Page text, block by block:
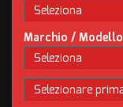
NEWS
AREA COMMERCIANTI
Marchio / Modello